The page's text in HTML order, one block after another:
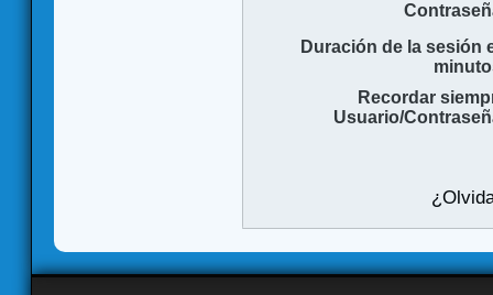
Duración de la sesión
Recordar
Usuario/